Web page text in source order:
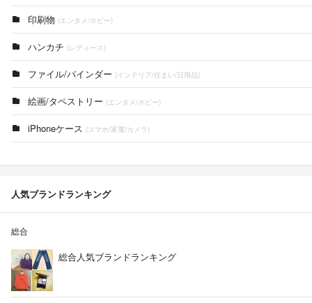
印刷物 (エンタメ/ホビー)
ハンカチ (レディース)
ファイル/バインダー (インテリア/住まい/日用品)
絵画/タペストリー (エンタメ/ホビー)
iPhoneケース (スマホ/家電/カメラ)
人気ブランドランキング
総合
総合人気ブランドランキング